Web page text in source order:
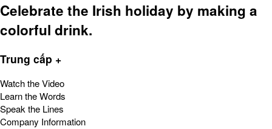
Celebrate the Irish holiday by making a
colorful drink.
Trung cấp +
Watch the Video
Learn the Words
Speak the Lines
Company Information